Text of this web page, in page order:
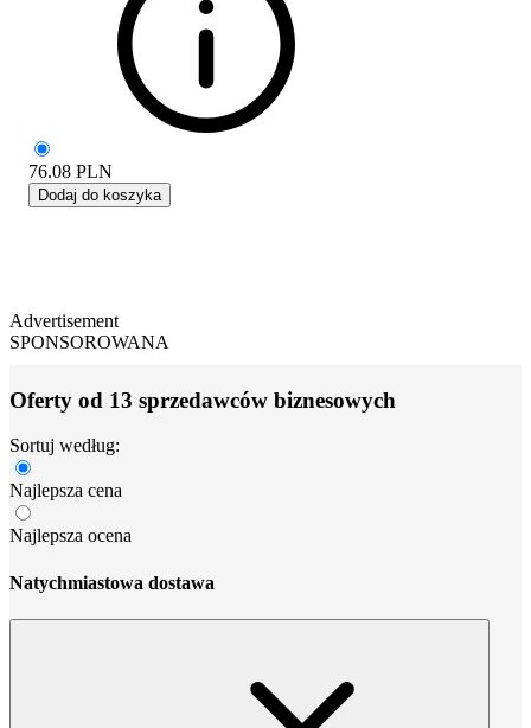
76.08 PLN
Dodaj do koszyka
Advertisement
SPONSOROWANA
Oferty od 13 sprzedawców biznesowych
Sortuj według:
Najlepsza cena
Najlepsza ocena
Natychmiastowa dostawa